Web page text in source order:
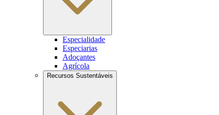
Especialidade
Especiarias
Adoçantes
Agrícola
Recursos Sustentáveis